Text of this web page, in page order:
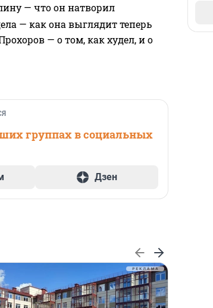
— что он натворил
— как она выглядит теперь
— о том, как худел, и о
группах в социальных
Дзен